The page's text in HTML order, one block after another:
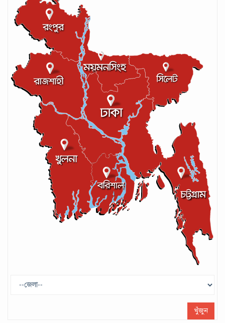
লঙ্কান কোচকে ২০ বছরের জন্য নিষিদ্ধ ঘোষণা
সেপ্টেম্বর ২০, ২০২৪
আইসিসির লেভেল-৩ কোচের স্বীকৃতি পেলেন
আশরাফুল
সেপ্টেম্বর ১৭, ২০২৪
গণপরিবহনে সেবার মান বাড়ানোর দাবি ইমনের
সেপ্টেম্বর ১৩, ২০২৪
ট্রাম্প প্রশাসন ছাড়ার ঘোষণা ধনকুবের ইলন
খুঁজুন